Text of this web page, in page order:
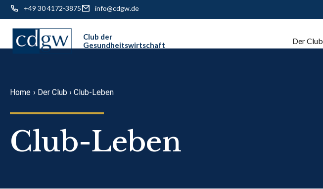
+49 30 4172-3875 info@cdgw.de
Der Club
Home › Der Club › Club-Leben
Club-Leben